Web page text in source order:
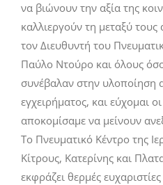
να βιώνουν την αξία της
καλλιεργούν τη μεταξύ
τον Διευθυντή του
Παύλο Ντούρο και όλους
συνέβαλαν στην
εγχειρήματος, και εύχομαι
αποκομίσαμε να μείνουν
Το Πνευματικό Κέντρο της
Κίτρους, Κατερίνης και
εκφράζει θερμές